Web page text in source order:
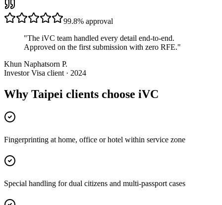
99.8% approval
"The iVC team handled every detail end-to-end.
Approved on the first submission with zero RFE."
Khun Naphatsorn P.
Investor Visa client · 2024
Why Taipei clients choose iVC
Fingerprinting at home, office or hotel within service zone
Special handling for dual citizens and multi-passport cases